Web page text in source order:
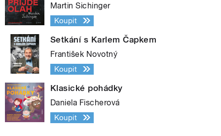
Martin Sichinger
Koupit
Setkání s Karlem Čapkem
František Novotný
Koupit
Klasické pohádky
Daniela Fischerová
Koupit